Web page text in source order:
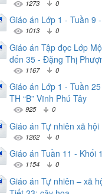
1273 0
Giáo án Lớp 1 - Tuần 9
1013 0
Giáo án Tập đọc Lớp
đến 35 - Đặng Thị
1167 0
Giáo án Lớp 1 - Tuần
TH “B” Vĩnh Phú Tây
925 0
Giáo án Tự nhiên xã hội
1262 0
Giáo án Tuần 11 - Khối 1
1154 0
Giáo án Tự nhiên – xã